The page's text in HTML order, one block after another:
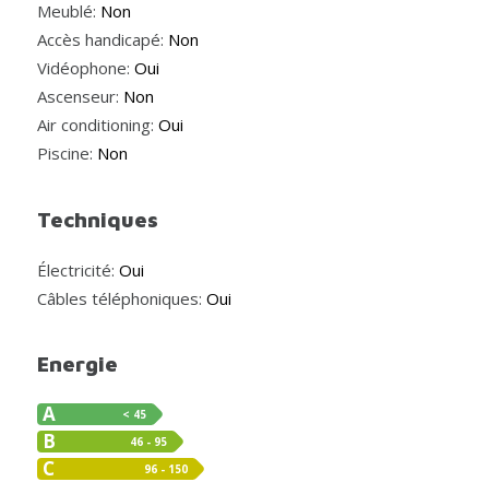
Meublé: Non
Accès handicapé: Non
Vidéophone: Oui
Ascenseur: Non
Air conditioning: Oui
Piscine: Non
Techniques
Électricité: Oui
Câbles téléphoniques: Oui
Energie
A
< 45
B 46 - 95
C 96 - 150